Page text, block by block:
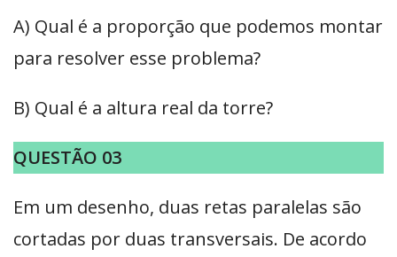
A) Qual é a proporção que podemos montar
para resolver esse problema?
B) Qual é a altura real da torre?
QUESTÃO 03
Em um desenho, duas retas paralelas são
cortadas por duas transversais. De acordo